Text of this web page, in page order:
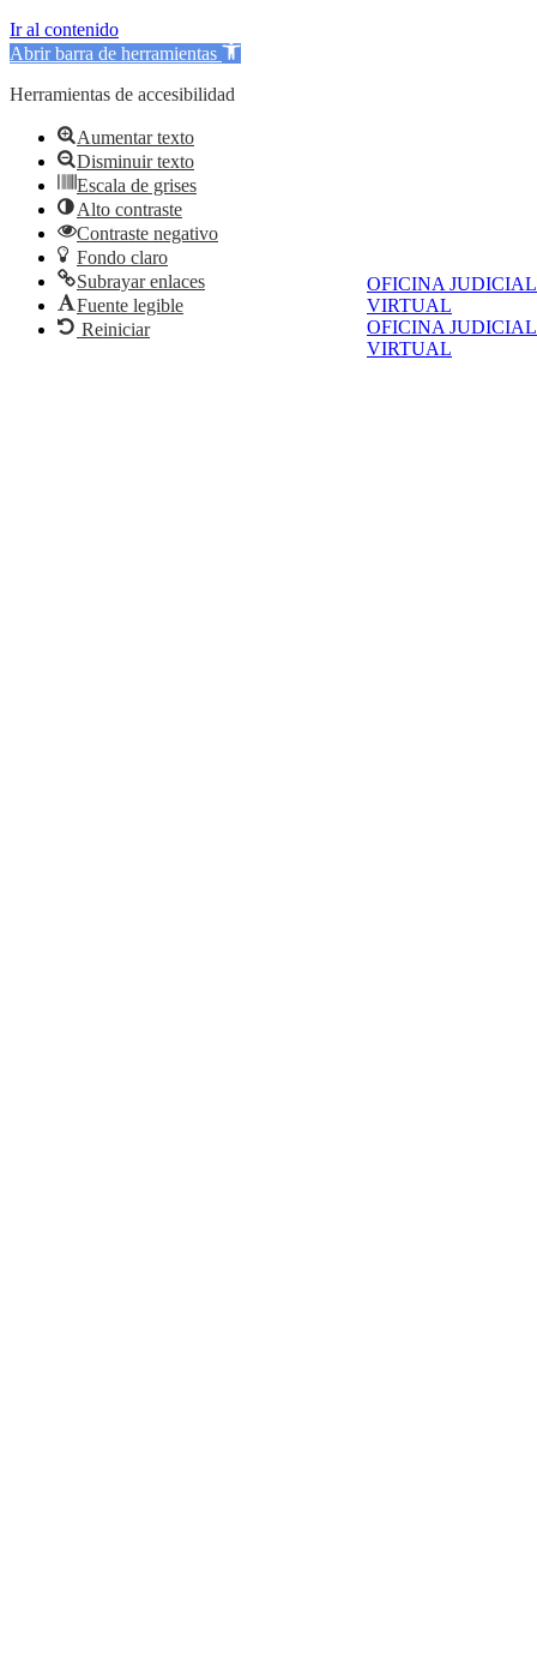
OFICINA JUDICIAL
VIRTUAL
OFICINA JUDICIAL
VIRTUAL
Ir al contenido
Abrir barra de herramientas
Herramientas de accesibilidad
Aumentar texto
Disminuir texto
Escala de grises
Alto contraste
Contraste negativo
Fondo claro
Subrayar enlaces
Fuente legible
Reiniciar